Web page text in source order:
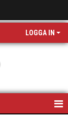
LOGGA IN